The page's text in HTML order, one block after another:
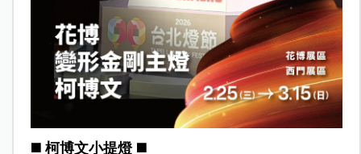
◼️ 柯博文小提燈 ◼️